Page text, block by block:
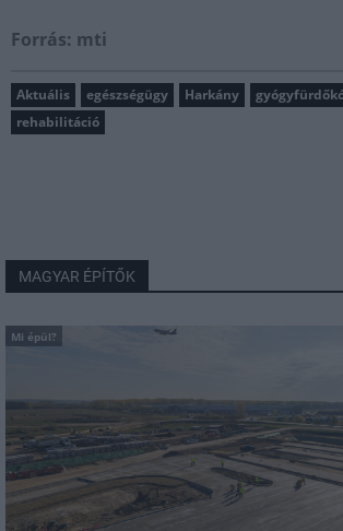
Forrás: mti
Aktuális egészségügy Harkány
rehabilitáció
MAGYAR ÉPÍTŐK
Mi épül?